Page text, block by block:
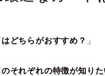
どちらがおすすめ？ 」
それぞれの特徴が知りた